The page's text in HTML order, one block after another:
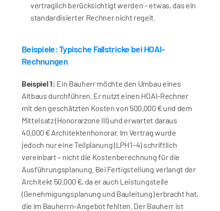
vertraglich berücksichtigt werden – etwas, das ein
standardisierter Rechner nicht regelt.
Beispiele: Typische Fallstricke bei HOAI-
Rechnungen
Beispiel 1: Ein Bauherr möchte den Umbau eines
Altbaus durchführen. Er nutzt einen HOAI-Rechner
mit den geschätzten Kosten von 500.000 € und dem
Mittelsatz (Honorarzone III) und erwartet daraus
40.000 € Architektenhonorar. Im Vertrag wurde
jedoch nur eine Teilplanung (LPH 1–4) schriftlich
vereinbart – nicht die Kostenberechnung für die
Ausführungsplanung. Bei Fertigstellung verlangt der
Architekt 50.000 €, da er auch Leistungsteile
(Genehmigungsplanung und Bauleitung) erbracht hat,
die im Bauherrn-Angebot fehlten. Der Bauherr ist